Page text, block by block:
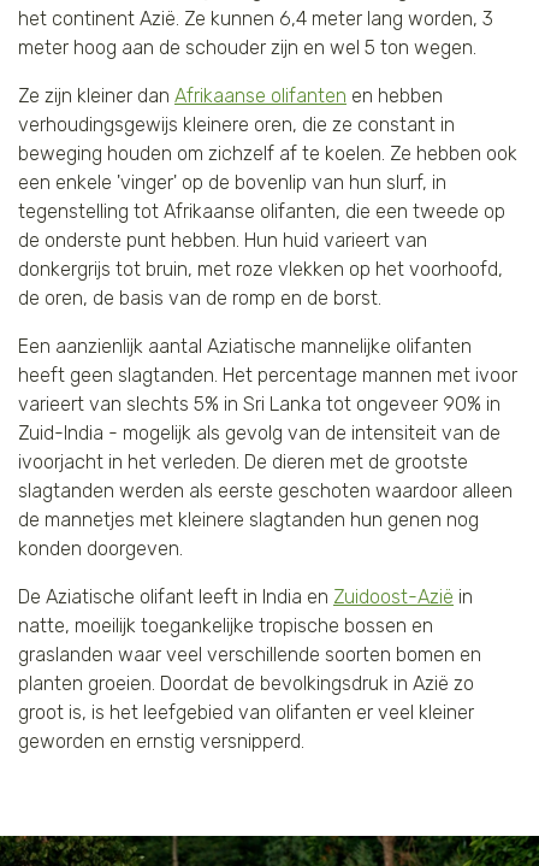
het continent Azië. Ze kunnen 6,4 meter lang worden, 3
meter hoog aan de schouder zijn en wel 5 ton wegen.
Ze zijn kleiner dan Afrikaanse olifanten en hebben
verhoudingsgewijs kleinere oren, die ze constant in
beweging houden om zichzelf af te koelen. Ze hebben ook
een enkele 'vinger' op de bovenlip van hun slurf, in
tegenstelling tot Afrikaanse olifanten, die een tweede op
de onderste punt hebben. Hun huid varieert van
donkergrijs tot bruin, met roze vlekken op het voorhoofd,
de oren, de basis van de romp en de borst.
Een aanzienlijk aantal Aziatische mannelijke olifanten
heeft geen slagtanden. Het percentage mannen met ivoor
varieert van slechts 5% in Sri Lanka tot ongeveer 90% in
Zuid-India - mogelijk als gevolg van de intensiteit van de
ivoorjacht in het verleden. De dieren met de grootste
slagtanden werden als eerste geschoten waardoor alleen
de mannetjes met kleinere slagtanden hun genen nog
konden doorgeven.
De Aziatische olifant leeft in India en Zuidoost-Azië in
natte, moeilijk toegankelijke tropische bossen en
graslanden waar veel verschillende soorten bomen en
planten groeien. Doordat de bevolkingsdruk in Azië zo
groot is, is het leefgebied van olifanten er veel kleiner
geworden en ernstig versnipperd.
Tijger
Walvis
IJsbeer
Zeeschildpad